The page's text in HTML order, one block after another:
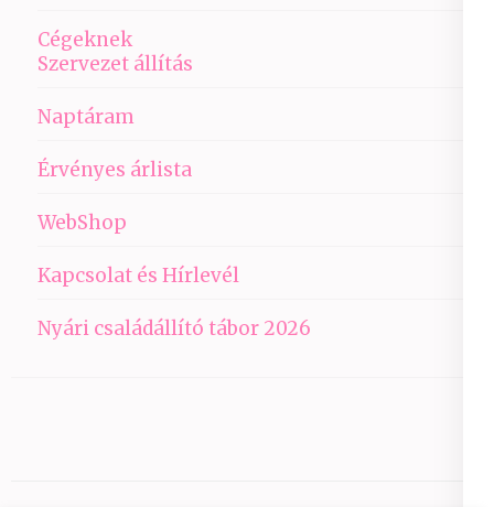
Cégeknek
Szervezet állítás
Naptáram
Érvényes árlista
WebShop
Kapcsolat és Hírlevél
Nyári családállító tábor 2026